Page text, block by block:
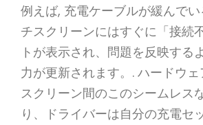
例えば, 充電ケーブルが緩んでい
チスクリーンにはすぐに「接続
トが表示され、問題を反映する
力が更新されます。. ハードウ
スクリーン間のこのシームレス
り、ドライバーは自分の充電セ